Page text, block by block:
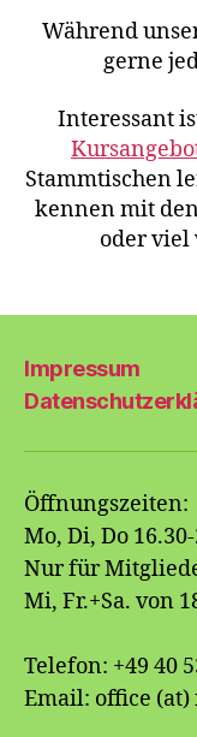
Während
gerne
Interessant
Stammtischen
kennen mit
oder viel
Impressum
Öffnungszeiten:
Mo, Di, Do
Nur für
Mi, Fr.+Sa. von
Telefon: +49 40
Email: office